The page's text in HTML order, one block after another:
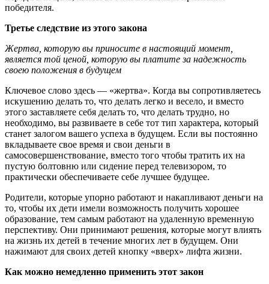
победителя.
Третье следствие из этого закона
Жертва, которую вы приносите в настоящий момент,
является той ценой, которую вы платите за надежность
своею положения в будущем
Ключевое слово здесь — «жертва». Когда вы сопротивляетесь
искушению делать то, что делать легко и весело, и вместо
этого заставляете себя делать то, что делать трудно, но
необходимо, вы развиваете в себе тот тип характера, который
станет залогом вашего успеха в будущем. Если вы постоянно
вкладываете свое время и свои деньги в
самосовершенствование, вместо того чтобы тратить их на
пустую болтовню или сидение перед телевизором, то
практически обеспечиваете себе лучшее будущее.
Родители, которые упорно работают и накапливают деньги на
то, чтобы их дети имели возможность получить хорошее
образование, тем самым работают на удаленную временную
перспективу. Они принимают решения, которые могут влиять
на жизнь их детей в течение многих лет в будущем. Они
нажимают для своих детей кнопку «вверх» лифта жизни.
Как можно немедленно применить этот закон